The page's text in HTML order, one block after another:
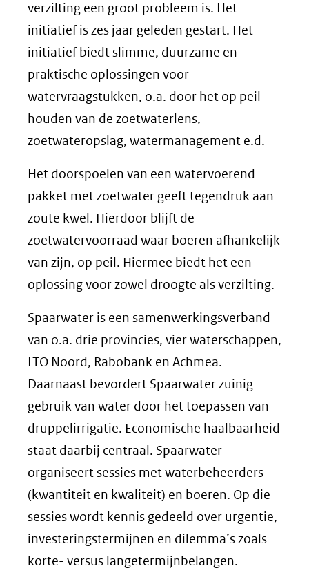
verzilting een groot probleem is. Het
initiatief is zes jaar geleden gestart. Het
initiatief biedt slimme, duurzame en
praktische oplossingen voor
watervraagstukken, o.a. door het op peil
houden van de zoetwaterlens,
zoetwateropslag, watermanagement e.d.
Het doorspoelen van een watervoerend
pakket met zoetwater geeft tegendruk aan
zoute kwel. Hierdoor blijft de
zoetwatervoorraad waar boeren afhankelijk
van zijn, op peil. Hiermee biedt het een
oplossing voor zowel droogte als verzilting.
Spaarwater is een samenwerkingsverband
van o.a. drie provincies, vier waterschappen,
LTO Noord, Rabobank en Achmea.
Daarnaast bevordert Spaarwater zuinig
gebruik van water door het toepassen van
druppelirrigatie. Economische haalbaarheid
staat daarbij centraal. Spaarwater
organiseert sessies met waterbeheerders
(kwantiteit en kwaliteit) en boeren. Op die
sessies wordt kennis gedeeld over urgentie,
investeringstermijnen en dilemma’s zoals
korte- versus langetermijnbelangen.